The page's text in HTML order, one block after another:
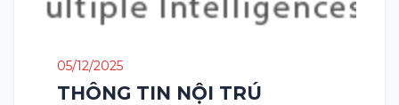
05/12/2025
THÔNG TIN NỘI TRÚ